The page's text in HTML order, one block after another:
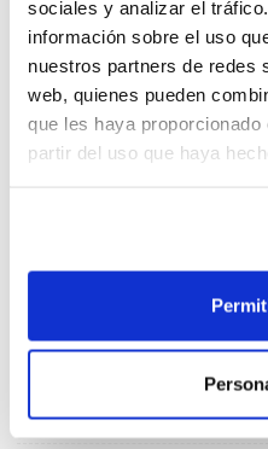
sociales y analizar el
información sobre el uso
nuestros partners de redes
web, quienes pueden
que les haya
partir del uso que haya
Lliga
Final
Lliga